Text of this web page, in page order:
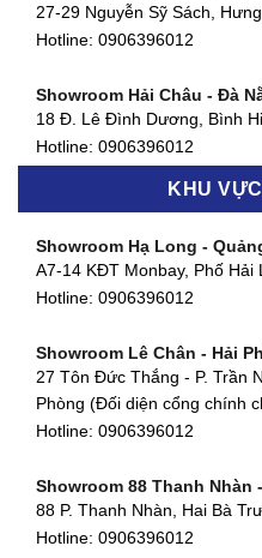
Showroom Quận 4 - TP.
127 Khánh Hội, Phường 3,
Showroom Quận 7 - TP.
877 Huỳnh Tấn Phát, Phú
Hotline:0906396012
580 Phan Văn Trị, Phường 7,
Hotline:0906396012
90 Đ. Cộng Hòa, Phường 4,
Hotline:0906396012
27-29 Nguyễn Sỹ Sách,
Hotline: 0906396012
Showroom Hải Châu - Đà
18 Đ. Lê Đình Dương, Bình
Hotline: 0906396012
Showroom Thanh Khê - Đà
Hotline:0906396012
Showroom Cẩm Lệ - Đà
Hotline:0906396012
Showroom Huế
54 Hùng Vương, Phú Hội,
Showroom Hà Tĩnh
82 Quang Trung, Thạch Quý,
KHU
Showroom Hạ Long -
A7-14 KĐT Monbay, Phố Hải
Hotline: 0906396012
Showroom Lê Chân - Hải
27 Tôn Đức Thắng - P. Trần
Phòng (Đối diện cổng chính
Hotline: 0906396012
Showroom 88 Thanh Nhàn
88 P. Thanh Nhàn, Hai Bà
Hotline: 0906396012